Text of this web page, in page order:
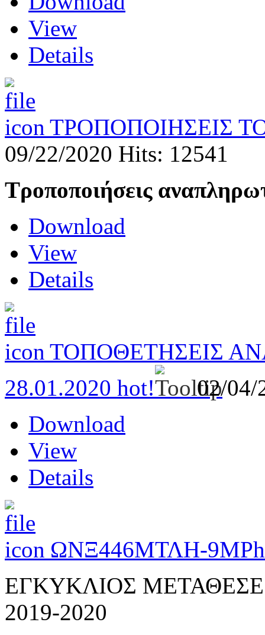
View
Details
ΤΡΟΠΟΠΟΙΗΣΕΙΣ
09/22/2020 Hits: 12541
Τροποποιήσεις
Download
View
Details
ΤΟΠΟΘΕΤΗΣΕΙΣ
28.01.2020 hot!
02/
Download
View
Details
ΩΝΞ446ΜΤΛΗ-9ΜΡ
ΕΓΚΥΚΛΙΟΣ
2019-2020